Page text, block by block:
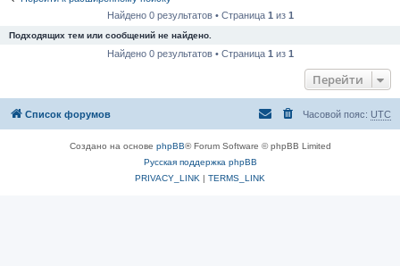
Найдено 0 результатов • Страница 1 из 1
Подходящих тем или сообщений не найдено.
Найдено 0 результатов • Страница 1 из 1
Перейти
Список форумов Часовой пояс: UTC
Создано на основе phpBB® Forum Software © phpBB Limited
Русская поддержка phpBB
PRIVACY_LINK | TERMS_LINK